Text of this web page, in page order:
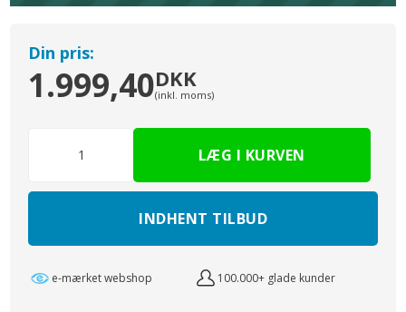
Din pris:
1.999,40DKK
(inkl. moms)
INDHENT TILBUD
e-mærket webshop 100.000+ glade kunder